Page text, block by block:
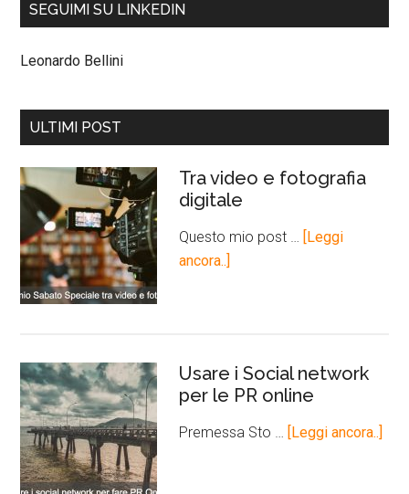
SEGUIMI SU LINKEDIN
Leonardo Bellini
ULTIMI POST
Tra video e fotografia
digitale
Questo mio post …
[Leggi
ancora..]
Usare i Social network
per le PR online
Premessa Sto … [Leggi ancora..]